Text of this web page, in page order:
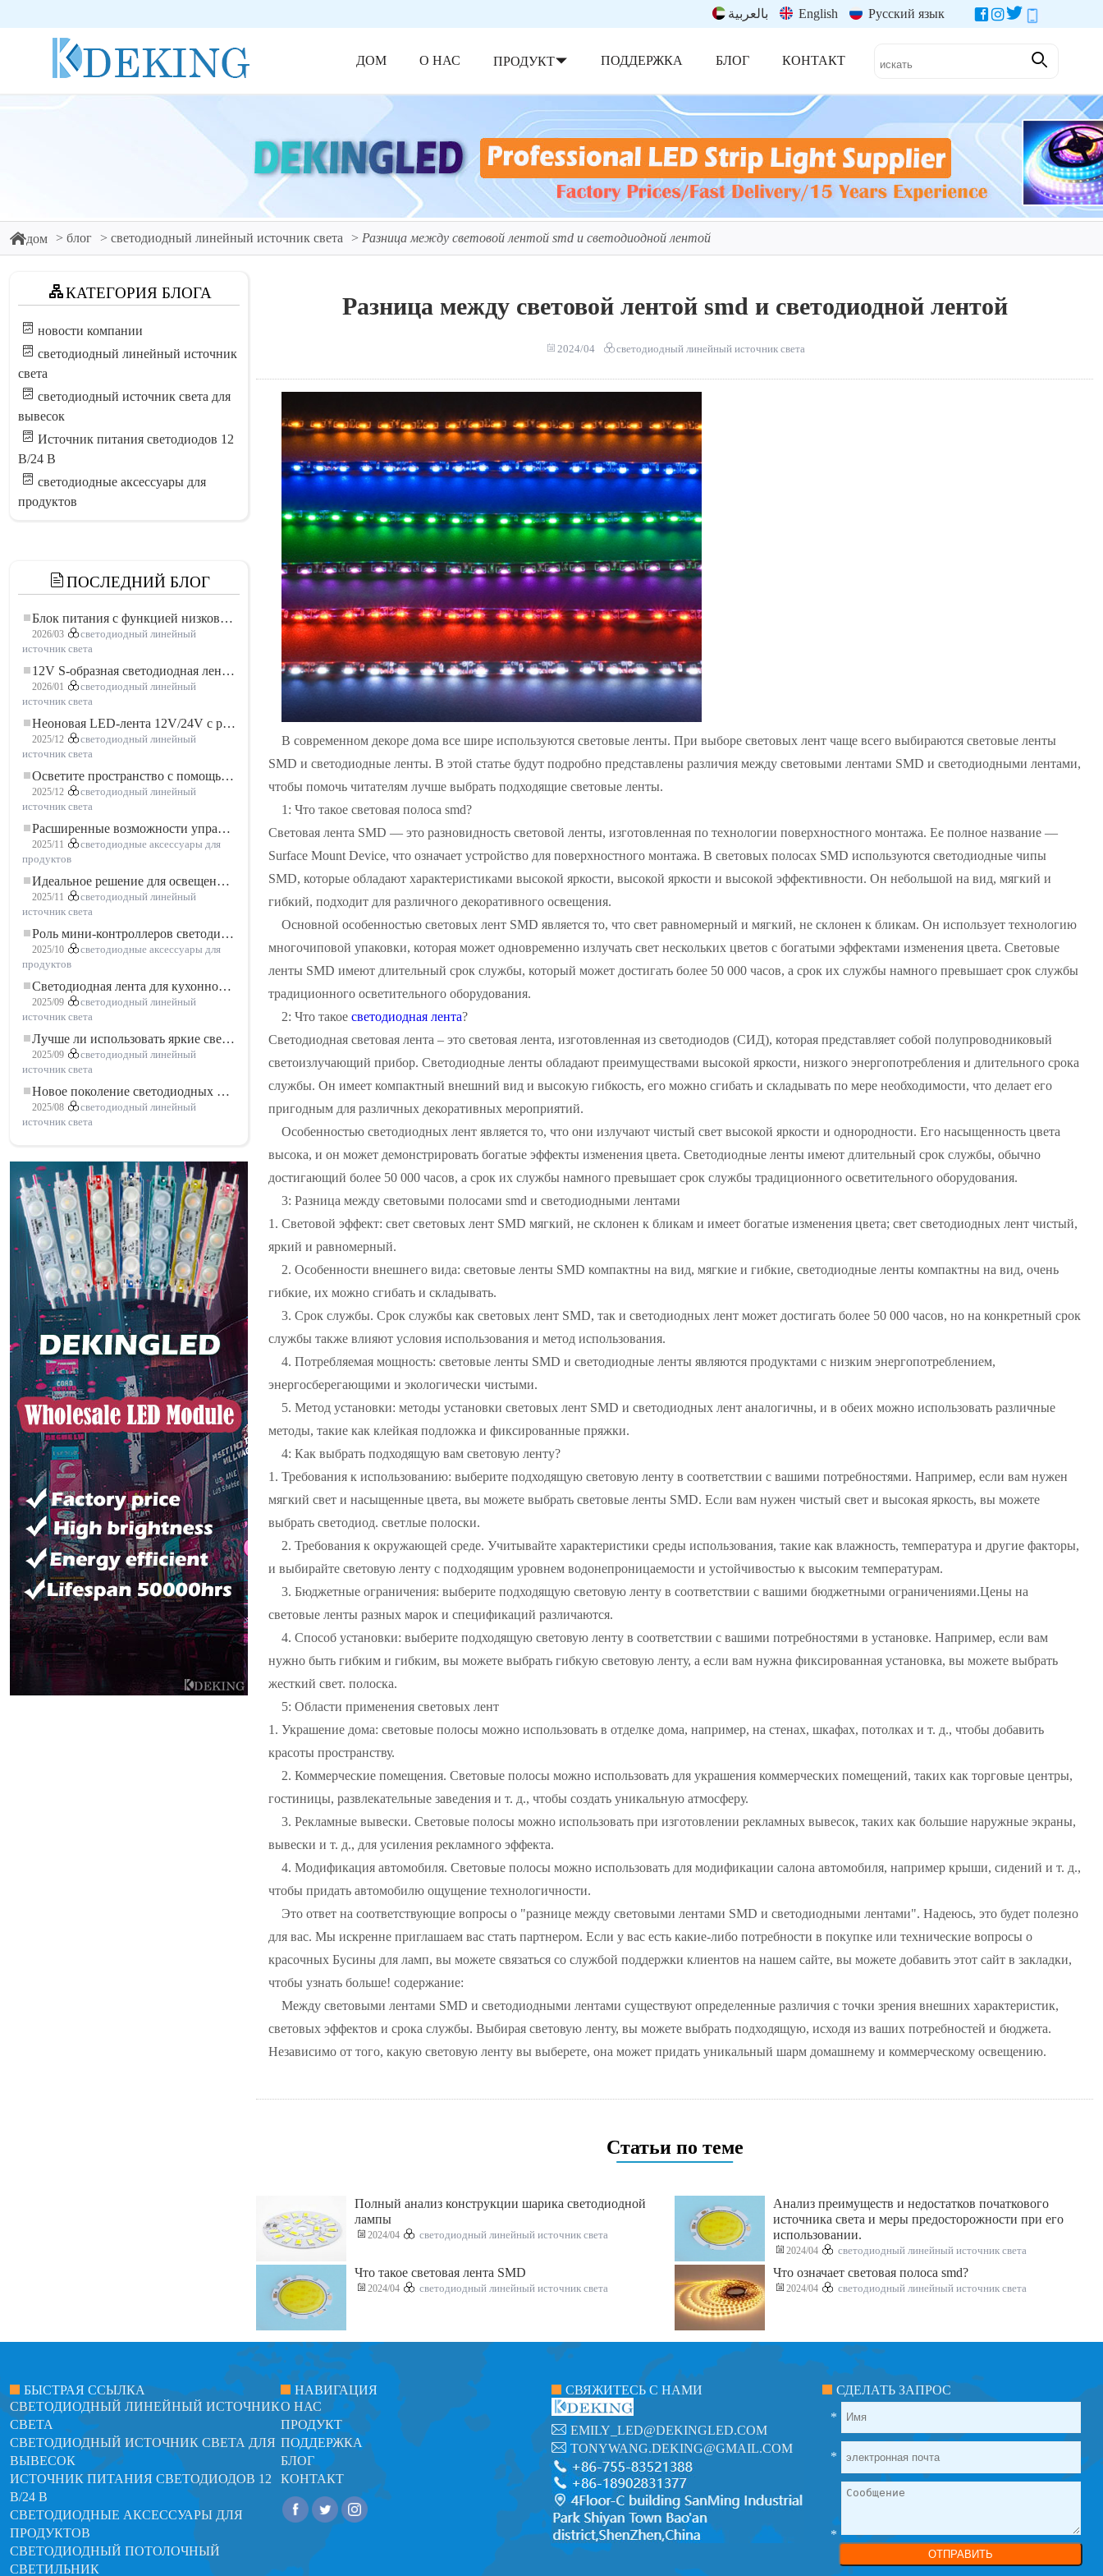
بالعربية English Русский язык
ДОМ О НАС ПРОДУКТ ПОДДЕРЖКА БЛОГ КОНТАКТ
дом блог светодиодный линейный источник света Разница между световой лентой smd и светодиодной лентой
КАТЕГОРИЯ БЛОГА
новости компании
светодиодный линейный источник
света
светодиодный источник света для
вывесок
Источник питания светодиодов 12
В/24 В
светодиодные аксессуары для
продуктов
ПОСЛЕДНИЙ БЛОГ
Блок питания с функцией низковольтного плавного пуска для LED освещения
2026/03
светодиодный линейный
источник света
12V S-образная светодиодная лента: гибкое и эффективное решение для современного освещения
2026/01
светодиодный линейный
источник света
Неоновая LED-лента 12V/24V с резкой по 3 светодиода: современное неоновое освещение для любого пространства
2025/12
светодиодный линейный
источник света
Осветите пространство с помощью гибкой низковольтной неоновой LED-ленты
2025/12
светодиодный линейный
источник света
Расширенные возможности управления освещением: основные преимущества контроллера RGBW 5–24 В
2025/11
светодиодные аксессуары для
продуктов
Идеальное решение для освещения: гибкая светодиодная лента COB высокой плотности FOB для современного освещения
2025/11
светодиодный линейный
источник света
Роль мини-контроллеров светодиодов в проектах светодиодных лент
2025/10
светодиодные аксессуары для
продуктов
Светодиодная лента для кухонного шкафа: сенсорная светодиодная лента COB, которая меняет представление о домашнем и коммерческом освещении
2025/09
светодиодный линейный
источник света
Лучше ли использовать яркие светодиодные лампы?
2025/09
светодиодный линейный
источник света
Новое поколение светодиодных лент: свободная резка для неограниченных возможностей
2025/08
светодиодный линейный
источник света
Разница между световой лентой smd и светодиодной лентой
2024/04 светодиодный линейный источник света
В современном декоре дома все шире используются световые ленты. При выборе световых лент чаще всего выбираются световые ленты
SMD и светодиодные ленты. В этой статье будут подробно представлены различия между световыми лентами SMD и светодиодными лентами,
чтобы помочь читателям лучше выбрать подходящие световые ленты.
1: Что такое световая полоса smd?
Световая лента SMD — это разновидность световой ленты, изготовленная по технологии поверхностного монтажа. Ее полное название —
Surface Mount Device, что означает устройство для поверхностного монтажа. В световых полосах SMD используются светодиодные чипы
SMD, которые обладают характеристиками высокой яркости, высокой яркости и высокой эффективности. Он небольшой на вид, мягкий и
гибкий, подходит для различного декоративного освещения.
Основной особенностью световых лент SMD является то, что свет равномерный и мягкий, не склонен к бликам. Он использует технологию
многочиповой упаковки, которая может одновременно излучать свет нескольких цветов с богатыми эффектами изменения цвета. Световые
ленты SMD имеют длительный срок службы, который может достигать более 50 000 часов, а срок их службы намного превышает срок службы
традиционного осветительного оборудования.
2: Что такое светодиодная лента?
Светодиодная световая лента – это световая лента, изготовленная из светодиодов (СИД), которая представляет собой полупроводниковый
светоизлучающий прибор. Светодиодные ленты обладают преимуществами высокой яркости, низкого энергопотребления и длительного срока
службы. Он имеет компактный внешний вид и высокую гибкость, его можно сгибать и складывать по мере необходимости, что делает его
пригодным для различных декоративных мероприятий.
Особенностью светодиодных лент является то, что они излучают чистый свет высокой яркости и однородности. Его насыщенность цвета
высока, и он может демонстрировать богатые эффекты изменения цвета. Светодиодные ленты имеют длительный срок службы, обычно
достигающий более 50 000 часов, а срок их службы намного превышает срок службы традиционного осветительного оборудования.
3: Разница между световыми полосами smd и светодиодными лентами
1. Световой эффект: свет световых лент SMD мягкий, не склонен к бликам и имеет богатые изменения цвета; свет светодиодных лент чистый,
яркий и равномерный.
2. Особенности внешнего вида: световые ленты SMD компактны на вид, мягкие и гибкие, светодиодные ленты компактны на вид, очень
гибкие, их можно сгибать и складывать.
3. Срок службы. Срок службы как световых лент SMD, так и светодиодных лент может достигать более 50 000 часов, но на конкретный срок
службы также влияют условия использования и метод использования.
4. Потребляемая мощность: световые ленты SMD и светодиодные ленты являются продуктами с низким энергопотреблением,
энергосберегающими и экологически чистыми.
5. Метод установки: методы установки световых лент SMD и светодиодных лент аналогичны, и в обеих можно использовать различные
методы, такие как клейкая подложка и фиксированные пряжки.
4: Как выбрать подходящую вам световую ленту?
1. Требования к использованию: выберите подходящую световую ленту в соответствии с вашими потребностями. Например, если вам нужен
мягкий свет и насыщенные цвета, вы можете выбрать световые ленты SMD. Если вам нужен чистый свет и высокая яркость, вы можете
выбрать светодиод. светлые полоски.
2. Требования к окружающей среде. Учитывайте характеристики среды использования, такие как влажность, температура и другие факторы,
и выбирайте световую ленту с подходящим уровнем водонепроницаемости и устойчивостью к высоким температурам.
3. Бюджетные ограничения: выберите подходящую световую ленту в соответствии с вашими бюджетными ограничениями.Цены на
световые ленты разных марок и спецификаций различаются.
4. Способ установки: выберите подходящую световую ленту в соответствии с вашими потребностями в установке. Например, если вам
нужно быть гибким и гибким, вы можете выбрать гибкую световую ленту, а если вам нужна фиксированная установка, вы можете выбрать
жесткий свет. полоска.
5: Области применения световых лент
1. Украшение дома: световые полосы можно использовать в отделке дома, например, на стенах, шкафах, потолках и т. д., чтобы добавить
красоты пространству.
2. Коммерческие помещения. Световые полосы можно использовать для украшения коммерческих помещений, таких как торговые центры,
гостиницы, развлекательные заведения и т. д., чтобы создать уникальную атмосферу.
3. Рекламные вывески. Световые полосы можно использовать при изготовлении рекламных вывесок, таких как большие наружные экраны,
вывески и т. д., для усиления рекламного эффекта.
4. Модификация автомобиля. Световые полосы можно использовать для модификации салона автомобиля, например крыши, сидений и т. д.,
чтобы придать автомобилю ощущение технологичности.
Это ответ на соответствующие вопросы о "разнице между световыми лентами SMD и светодиодными лентами". Надеюсь, это будет полезно
для вас. Мы искренне приглашаем вас стать партнером. Если у вас есть какие-либо потребности в покупке или технические вопросы о
красочных Бусины для ламп, вы можете связаться со службой поддержки клиентов на нашем сайте, вы можете добавить этот сайт в закладки,
чтобы узнать больше! содержание:
Между световыми лентами SMD и светодиодными лентами существуют определенные различия с точки зрения внешних характеристик,
световых эффектов и срока службы. Выбирая световую ленту, вы можете выбрать подходящую, исходя из ваших потребностей и бюджета.
Независимо от того, какую световую ленту вы выберете, она может придать уникальный шарм домашнему и коммерческому освещению.
Статьи по теме
Полный анализ конструкции шарика светодиодной
лампы
2024/04 светодиодный линейный источник света
Анализ преимуществ и недостатков початкового
источника света и меры предосторожности при его
использовании.
2024/04 светодиодный линейный источник света
Что такое световая лента SMD
2024/04 светодиодный линейный источник света
Что означает световая полоса smd?
2024/04 светодиодный линейный источник света
БЫСТРАЯ ССЫЛКА
СВЕТОДИОДНЫЙ ЛИНЕЙНЫЙ ИСТОЧНИК
СВЕТА
СВЕТОДИОДНЫЙ ИСТОЧНИК СВЕТА ДЛЯ
ВЫВЕСОК
ИСТОЧНИК ПИТАНИЯ СВЕТОДИОДОВ 12
В/24 В
СВЕТОДИОДНЫЕ АКСЕССУАРЫ ДЛЯ
ПРОДУКТОВ
СВЕТОДИОДНЫЙ ПОТОЛОЧНЫЙ
СВЕТИЛЬНИК
НАВИГАЦИЯ
О НАС
ПРОДУКТ
ПОДДЕРЖКА
БЛОГ
КОНТАКТ
СВЯЖИТЕСЬ С НАМИ
EMILY_LED@DEKINGLED.COM
TONYWANG.DEKING@GMAIL.COM
СДЕЛАТЬ ЗАПРОС
*
*
*
ОТПРАВИТЬ